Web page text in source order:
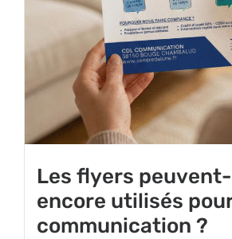
Les flyers
encore utilisés
communication ?